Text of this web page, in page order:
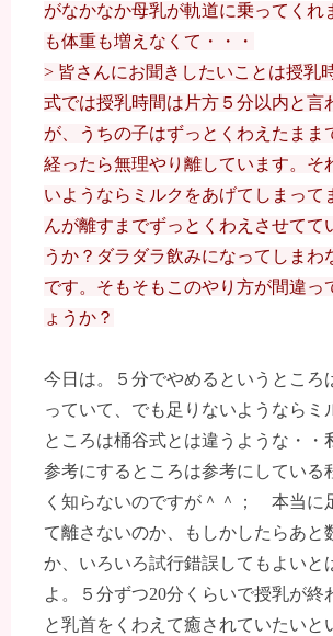
がなかなか母乳が軌道に乗ってくれ
も体重も増えなくて・・・
> 皆さんにお聞きしたいことは授乳
式では授乳時間は片方５分以内と言
が、うちの子はずっとくわえたまま
経ったら無理やり離しています。そ
いようならミルクをあげてしまって
んが離すまでずっとくわえさせてて
うか？ダラダラ飲みになってしまわ
です。そもそもこのやり方が間違っ
ょうか？
今日は。５分でやめるというところ
っていて、でも足りないようならミ
ところは桶谷式とは違うような・・
参考にするところは参考にしている
く知らないのですが＾＾； 本当に
て離さないのか、もしかしたらあと
か、いろいろ試行錯誤してもよいと
よ。５分ずつ20分くらいで授乳が終
と乳首をくわえて癒されていたいと